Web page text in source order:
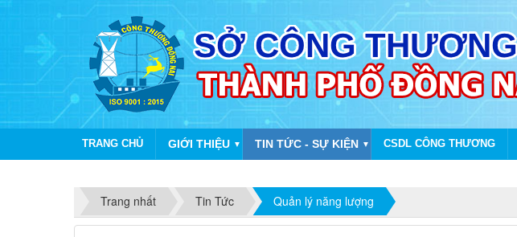
TRANG CHỦ GIỚI THIỆU ▼ TIN TỨC - SỰ KIỆN ▼ CSDL CÔNG THƯƠNG
Trang nhất
Tin Tức Quản lý năng lượng